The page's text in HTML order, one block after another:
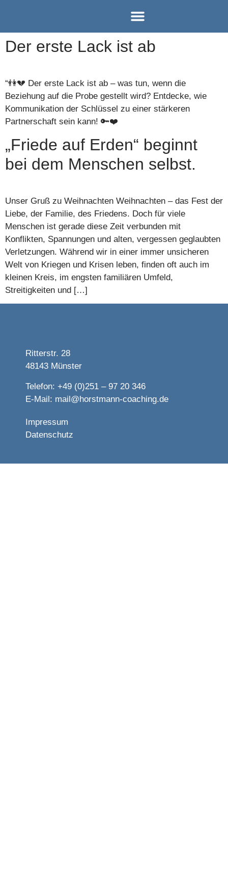
Der erste Lack ist ab
“👫💔 Der erste Lack ist ab – was tun, wenn die
Beziehung auf die Probe gestellt wird? Entdecke, wie
Kommunikation der Schlüssel zu einer stärkeren
Partnerschaft sein kann! 🔑❤️
„Friede auf Erden“ beginnt
bei dem Menschen selbst.
Unser Gruß zu Weihnachten Weihnachten – das Fest der
Liebe, der Familie, des Friedens. Doch für viele
Menschen ist gerade diese Zeit verbunden mit
Konflikten, Spannungen und alten, vergessen geglaubten
Verletzungen. Während wir in einer immer unsicheren
Welt von Kriegen und Krisen leben, finden oft auch im
kleinen Kreis, im engsten familiären Umfeld,
Streitigkeiten und […]
Ritterstr. 28
48143 Münster
Telefon: +49 (0)251 – 97 20 346
E-Mail: mail@horstmann-coaching.de
Impressum
Datenschutz